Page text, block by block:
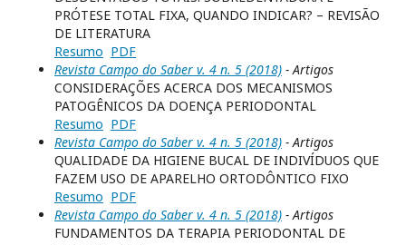
PRÓTESE TOTAL FIXA, QUANDO INDICAR? – REVISÃO
DE LITERATURA
Resumo PDF
Revista Campo do Saber v. 4 n. 5 (2018) - Artigos
CONSIDERAÇÕES ACERCA DOS MECANISMOS
PATOGÊNICOS DA DOENÇA PERIODONTAL
Resumo PDF
Revista Campo do Saber v. 4 n. 5 (2018) - Artigos
QUALIDADE DA HIGIENE BUCAL DE INDIVÍDUOS QUE
FAZEM USO DE APARELHO ORTODÔNTICO FIXO
Resumo PDF
Revista Campo do Saber v. 4 n. 5 (2018) - Artigos
FUNDAMENTOS DA TERAPIA PERIODONTAL DE